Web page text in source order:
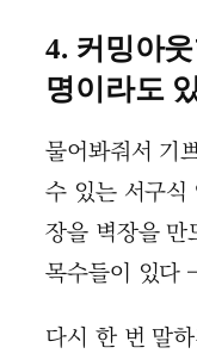
4. 커밍아
명이라도
물어봐줘서 기
수 있는 서구식
장을 벽장을 만
목수들이 있다
다시 한 번 말